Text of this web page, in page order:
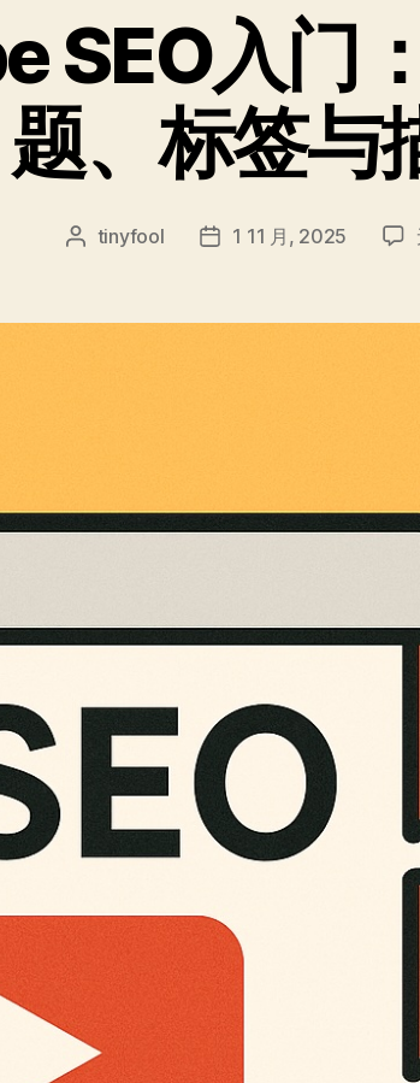
SEO入门
题、标签与
文
者
tinyfool
发
期
1 11 月, 2025